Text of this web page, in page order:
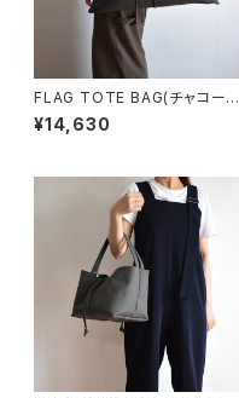
FLAG TOTE BAG(チャコール/
グレー)
¥14,630